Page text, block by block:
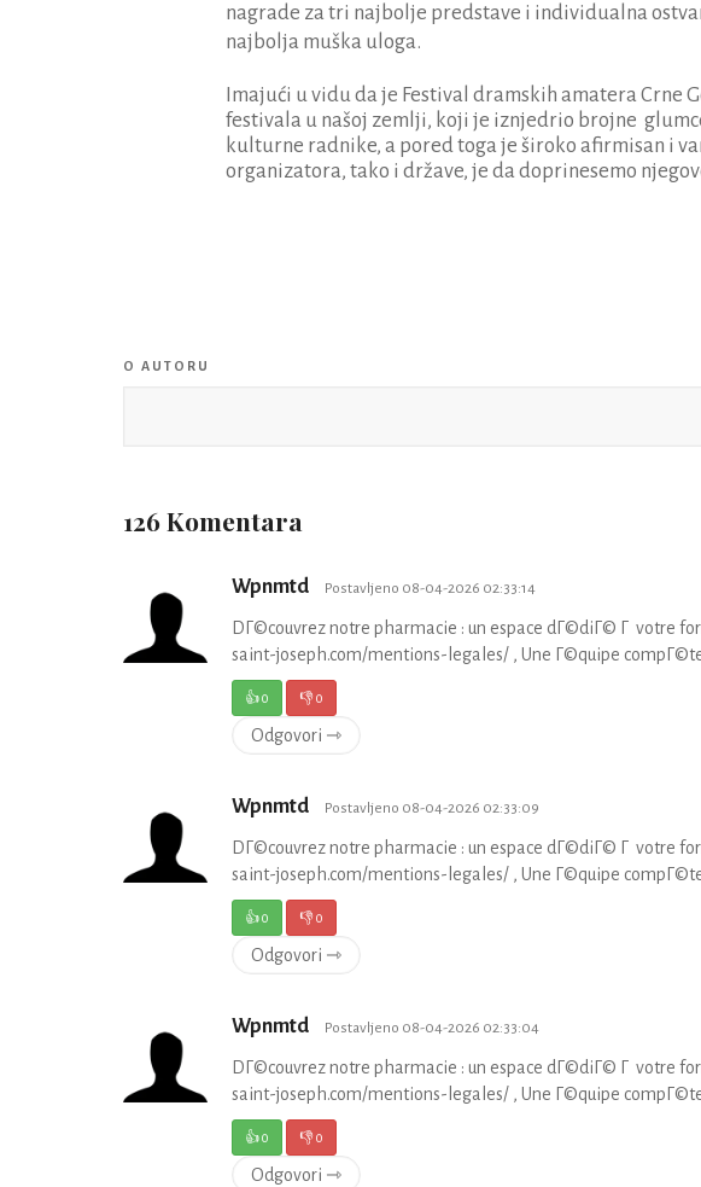
nagrade za tri najbolje predstave i individualna
najbolja muška uloga.
Imajući u vidu da je Festival dramskih amatera Crne
festivala u našoj zemlji, koji je iznjedrio brojne
kulturne radnike, a pored toga je široko afirmisan i
organizatora, tako i države, je da doprinesemo
O AUTORU
126 Komentara
Wpnmtd Postavljeno 08-04-2026 02:33:14
DГ©couvrez notre pharmacie : un espace dГ©diГ© Г votre
saint-joseph.com/mentions-legales/ , Une Г©quipe
👍0 👎0
Odgovori ⇾
Wpnmtd Postavljeno 08-04-2026 02:33:09
DГ©couvrez notre pharmacie : un espace dГ©diГ© Г votre
saint-joseph.com/mentions-legales/ , Une Г©quipe
👍0 👎0
Odgovori ⇾
Wpnmtd Postavljeno 08-04-2026 02:33:04
DГ©couvrez notre pharmacie : un espace dГ©diГ© Г votre
saint-joseph.com/mentions-legales/ , Une Г©quipe
👍0 👎0
Odgovori ⇾